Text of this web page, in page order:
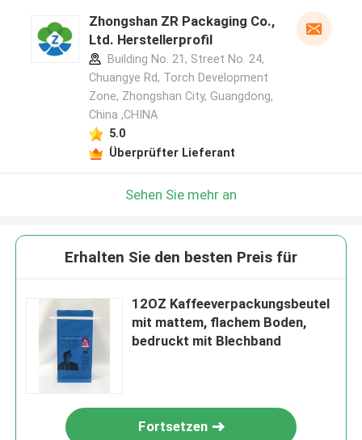
Zhongshan ZR Packaging Co.,
Ltd. Herstellerprofil
Building No. 21, Street No. 24,
Chuangye Rd, Torch Development
Zone, Zhongshan City, Guangdong,
China ,CHINA
5.0
Überprüfter Lieferant
Sehen Sie mehr an
Erhalten Sie den besten Preis für
12OZ Kaffeeverpackungsbeutel
mit mattem, flachem Boden,
bedruckt mit Blechband
Fortsetzen